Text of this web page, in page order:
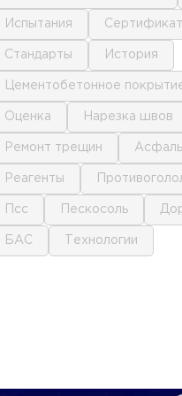
испытания
стандарты история
цементобетонное
оценка нарезка швов
ремонт трещин
реагенты
псс пескосоль
БАС технологии